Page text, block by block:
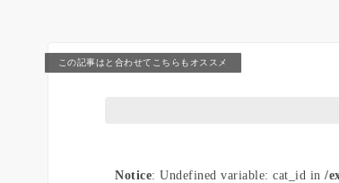
この記事はと合わせてこちらもオススメ
Notice: Undefined variable: cat_id in/